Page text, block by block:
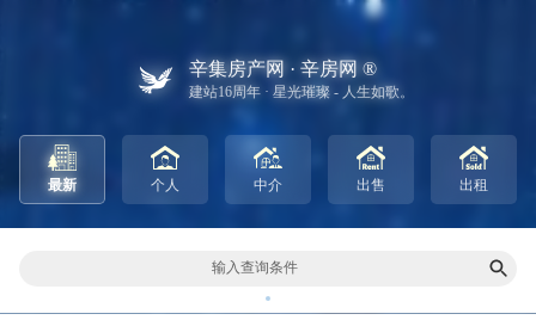
辛集房产网 · 辛房网 ®
建站16周年 · 星光璀璨 - 人生如歌。
最新 个人 中介 出售 出租
输入查询条件